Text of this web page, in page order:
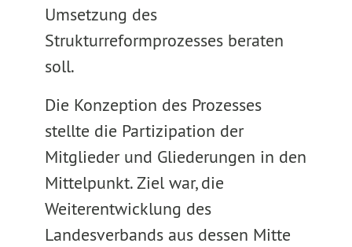
Umsetzung des
Strukturreformprozesses beraten
soll.
Die Konzeption des Prozesses
stellte die Partizipation der
Mitglieder und Gliederungen in den
Mittelpunkt. Ziel war, die
Weiterentwicklung des
Landesverbands aus dessen Mitte